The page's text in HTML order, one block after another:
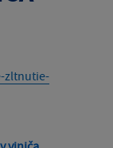
zltnutie-